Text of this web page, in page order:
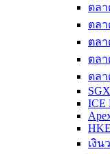
ตล
ตลา
ตล
ตลา
ตลา
ICE
เงิน